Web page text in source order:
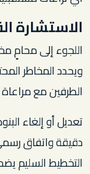
الاستشارة
اللجوء إلى محامٍ
ويحدد المخاطر
الطرفين مع
تعديل أو إلغاء
دقيقة واتفاق
التخطيط السليم